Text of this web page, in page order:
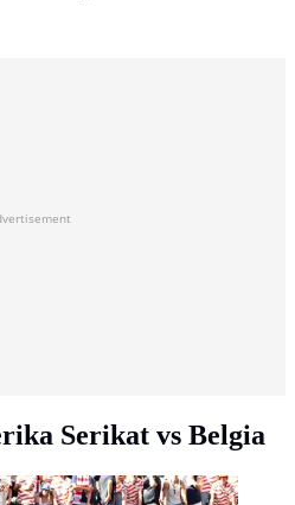
Serikat vs Belgia
saat Belgia melawan